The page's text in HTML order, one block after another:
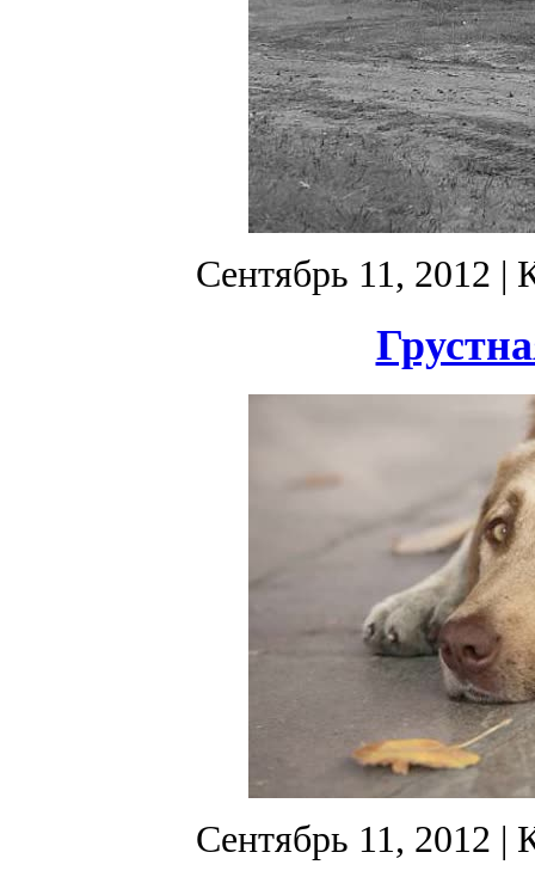
Сентябрь 11, 2012 |
Сентябрь 11, 2012 |